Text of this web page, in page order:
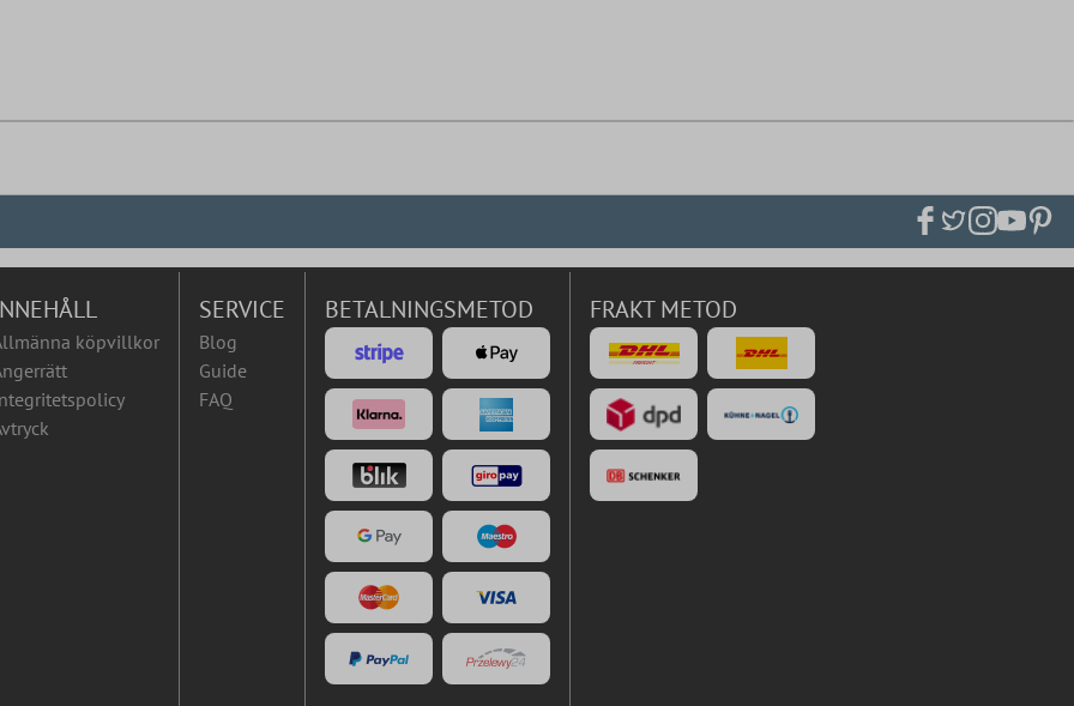
köpvillkor
SERVICE
Blog
Guide
FAQ
BETALNINGSMETOD FRAKT METOD